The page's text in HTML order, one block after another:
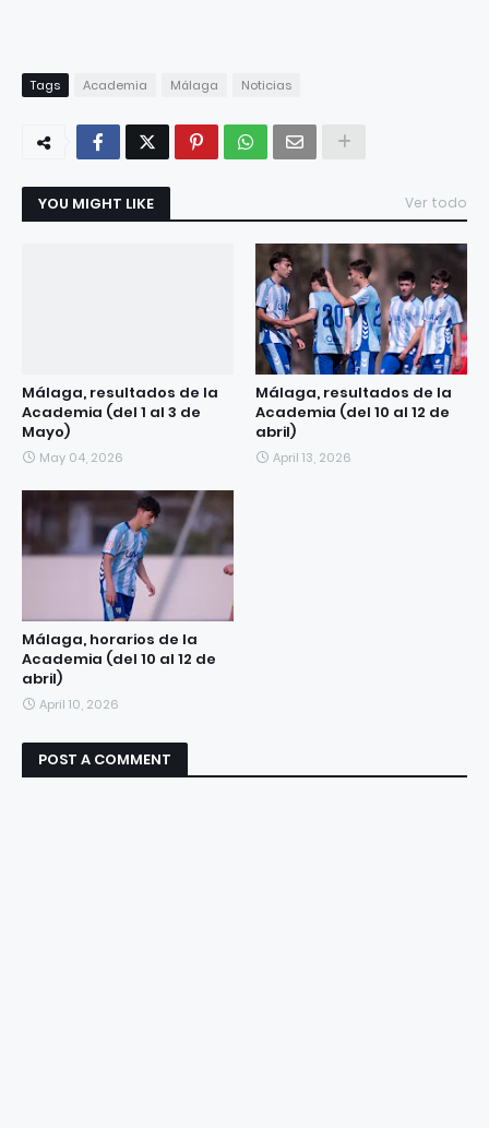
Tags Academia Málaga Noticias
YOU MIGHT LIKE Ver todo
Málaga, resultados de la
Academia (del 1 al 3 de
Mayo)
May 04, 2026
Málaga, resultados de la
Academia (del 10 al 12 de
abril)
April 13, 2026
Málaga, horarios de la
Academia (del 10 al 12 de
abril)
April 10, 2026
POST A COMMENT